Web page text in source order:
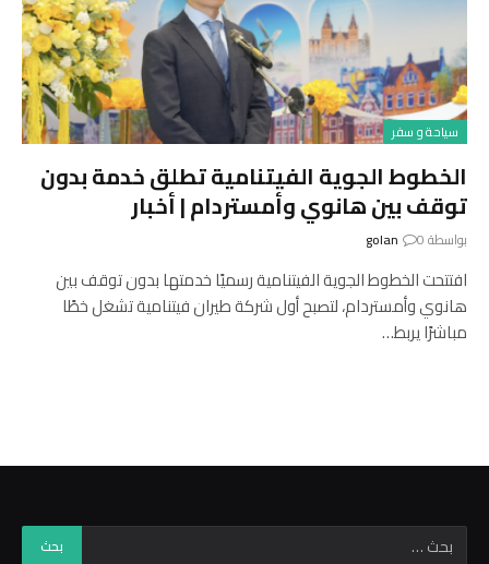
سياحة و سفر
الخطوط الجوية الفيتنامية تطلق خدمة بدون
توقف بين هانوي وأمستردام | أخبار
بواسطة golan 0
افتتحت الخطوط الجوية الفيتنامية رسميًا خدمتها بدون توقف بين
هانوي وأمستردام، لتصبح أول شركة طيران فيتنامية تشغل خطًا
مباشرًا يربط…